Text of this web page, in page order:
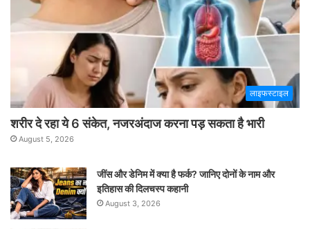
लाइफस्टाइल
शरीर दे रहा ये 6 संकेत, नजरअंदाज करना पड़ सकता है भारी
August 5, 2026
जींस और डेनिम में क्या है फर्क? जानिए दोनों के नाम और
इतिहास की दिलचस्प कहानी
August 3, 2026